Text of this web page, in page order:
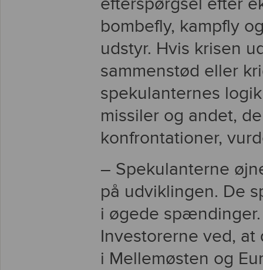
bombefly, kampfly
udstyr. Hvis krisen
sammenstød eller
spekulanternes
missiler og andet,
konfrontationer,
– Spekulanterne
på udviklingen. De
i øgede
Investorerne ved,
i Mellemøsten og